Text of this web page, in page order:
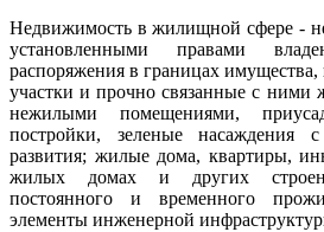
Недвижимость в жилищной сфере -
установленными правами
распоряжения в границах
участки и прочно связанные с
нежилыми помещениями,
постройки, зеленые насаждения
развития; жилые дома, квартиры,
жилых домах и других
постоянного и временного
элементы инженерной